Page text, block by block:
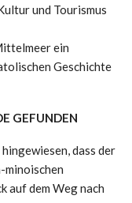
und Tourismus
ein
Geschichte
GEFUNDEN
dass der
minoischen
auf dem Weg nach